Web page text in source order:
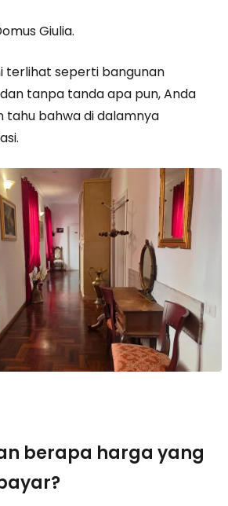
Giulia.
terlihat seperti bangunan
tanpa tanda apa pun, Anda
tahu bahwa di dalamnya
berapa harga yang